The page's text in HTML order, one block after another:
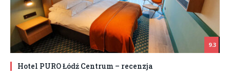
9.3
Hotel PURO Łódź Centrum – recenzja